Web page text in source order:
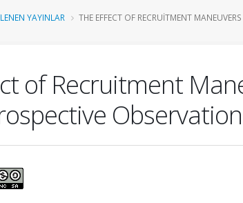
YAYINLAR THE EFFECT OF RECRUITMENT
of Recruitment